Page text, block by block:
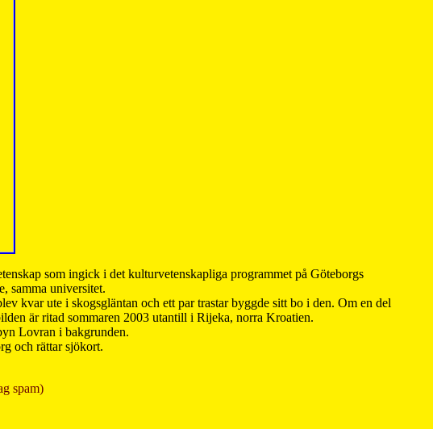
som ingick i det kulturvetenskapliga programmet på Göteborgs
samma universitet.
kvar ute i skogsgläntan och ett par trastar byggde sitt bo i den. Om en del
är ritad sommaren 2003 utantill i Rijeka, norra Kroatien.
Lovran i bakgrunden.
och rättar sjökort.
spam)